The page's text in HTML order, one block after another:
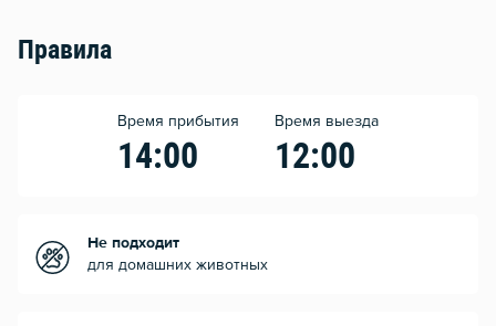
Правила
Время прибытия
14:00
Время выезда
12:00
Не подходит
для домашних животных